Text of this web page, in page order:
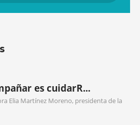
es cuidarR...
Elia Martínez Moreno, presidenta de la